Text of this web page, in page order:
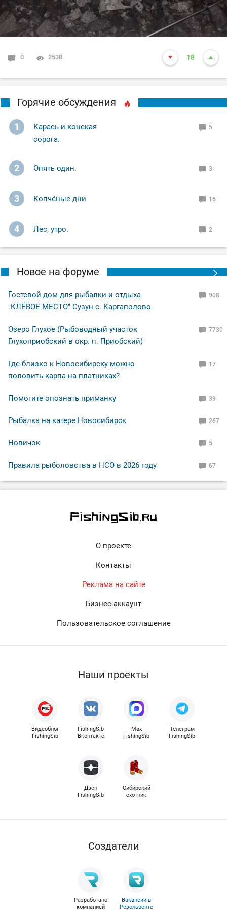
0 2538 18
Горячие обсуждения
1
Карась и конская
сорога.
5
2 Опять один. 3
3 Копчёные дни 16
4 Лес, утро. 2
Новое на форуме
Гостевой дом для рыбалки и отдыха
"КЛЁВОЕ МЕСТО" Сузун с. Каргаполово
908
Озеро Глухое (Рыбоводный участок
Глухоприобский в окр. п. Приобский)
7730
Где близко к Новосибирску можно
половить карпа на платниках?
17
Помогите опознать приманку 39
Рыбалка на катере Новосибирск 267
Новичок 5
Правила рыболовства в НСО в 2026 году 67
О проекте
Контакты
Реклама на сайте
Бизнес-аккаунт
Пользовательское соглашение
Наши проекты
Видеоблог
FishingSib
FishingSib
Вконтакте
Max
FishingSib
Телеграм
FishingSib
Дзен
FishingSib
Сибирский
охотник
Cоздатели
Разработано
компанией
Вакансии в
Резольвенте